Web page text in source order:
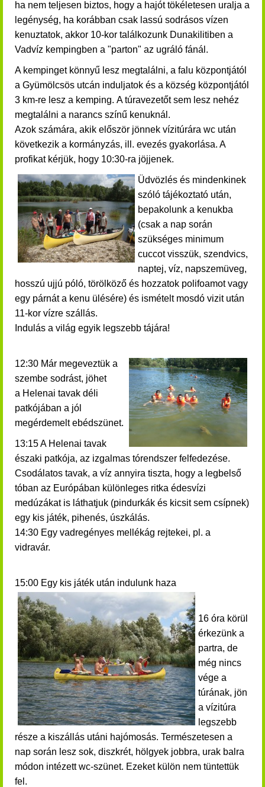
ha nem teljesen biztos, hogy a hajót tökéletesen uralja a
legénység, ha korábban csak lassú sodrásos vízen
kenuztatok, akkor 10-kor találkozunk Dunakilitiben a
Vadvíz kempingben a "parton" az ugráló fánál.
A kempinget könnyű lesz megtalálni, a falu központjától
a Gyümölcsös utcán induljatok és a község központjától
3 km-re lesz a kemping. A túravezetőt sem lesz nehéz
megtalálni a narancs színű kenuknál.
Azok számára, akik először jönnek vízitúrára wc után
következik a kormányzás, ill. evezés gyakorlása. A
profikat kérjük, hogy 10:30-ra jöjjenek.
Üdvözlés és mindenkinek
szóló tájékoztató után,
bepakolunk a kenukba
(csak a nap során
szükséges minimum
cuccot visszük, szendvics,
naptej, víz, napszemüveg,
hosszú ujjú póló, törölköző és hozzatok polifoamot vagy
egy párnát a kenu ülésére) és ismételt mosdó vizit után
11-kor vízre szállás.
Indulás a világ egyik legszebb tájára!
12:30 Már megeveztük a
szembe sodrást, jöhet
a Helenai tavak déli
patkójában a jól
megérdemelt ebédszünet.
13:15 A Helenai tavak
északi patkója, az izgalmas tórendszer felfedezése.
Csodálatos tavak, a víz annyira tiszta, hogy a legbelső
tóban az Európában különleges ritka édesvízi
medúzákat is láthatjuk (pindurkák és kicsit sem csípnek)
egy kis játék, pihenés, úszkálás.
14:30 Egy vadregényes mellékág rejtekei, pl. a
vidravár.
15:00 Egy kis játék után indulunk haza
16 óra körül
érkezünk a
partra, de
még nincs
vége a
túrának, jön
a vízitúra
legszebb
része a kiszállás utáni hajómosás. Természetesen a
nap során lesz sok, diszkrét, hölgyek jobbra, urak balra
módon intézett wc-szünet. Ezeket külön nem tüntettük
fel.